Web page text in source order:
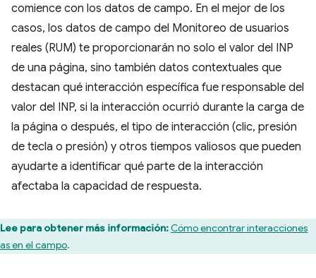
comience con los datos de campo. En el mejor de los
casos, los datos de campo del Monitoreo de usuarios
reales (RUM) te proporcionarán no solo el valor del INP
de una página, sino también datos contextuales que
destacan qué interacción específica fue responsable del
valor del INP, si la interacción ocurrió durante la carga de
la página o después, el tipo de interacción (clic, presión
de tecla o presión) y otros tiempos valiosos que pueden
ayudarte a identificar qué parte de la interacción
afectaba la capacidad de respuesta.
Lee para obtener más información:Cómo encontrar interacciones
en el campo.